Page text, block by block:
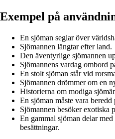
Exempel på
En sjöman seglar över
Sjömannen längtar efter land.
Den äventyrlige sjömannen
Sjömannens vardag ombord
En stolt sjöman står vid
Sjömannen drömmer om en
Historierna om modiga
En sjöman måste vara beredd
Sjömannen besöker exotiska
En gammal sjöman delar
besättningar.